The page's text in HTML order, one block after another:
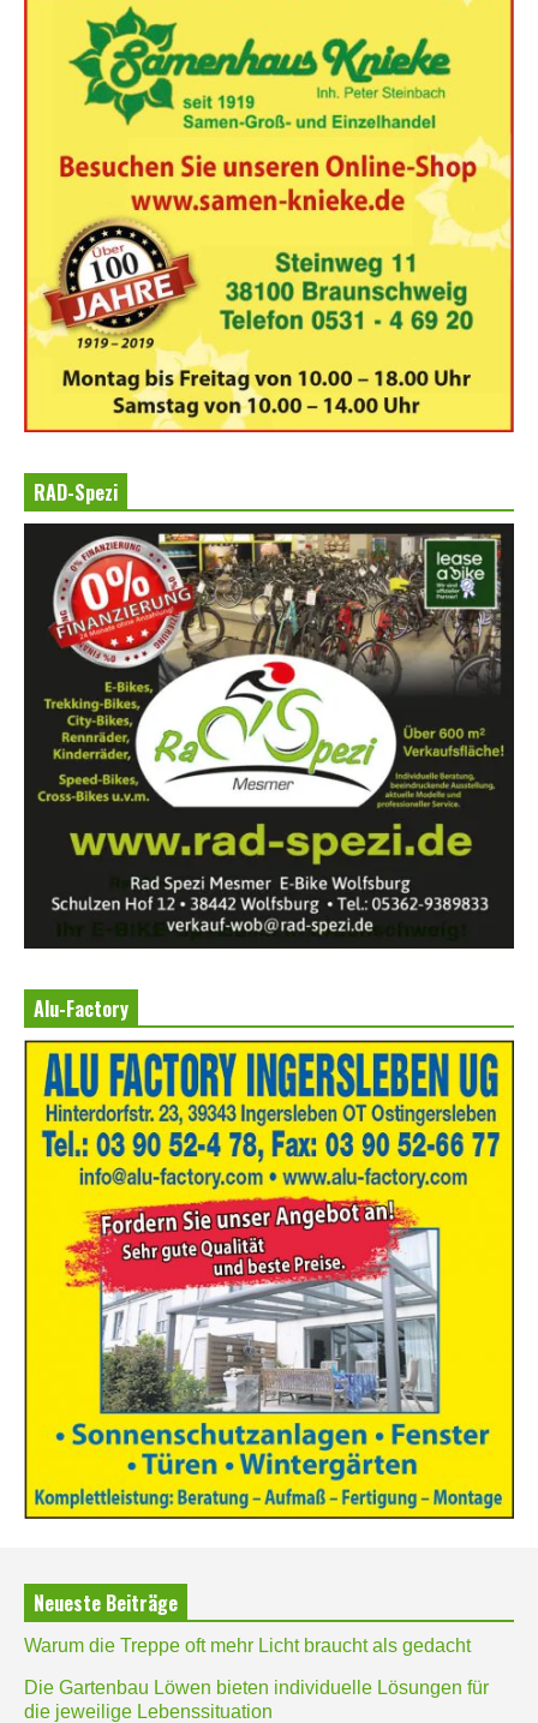
RAD-Spezi
Alu-Factory
Neueste Beiträge
Warum die Treppe oft mehr Licht braucht als gedacht
Die Gartenbau Löwen bieten individuelle Lösungen für
die jeweilige Lebenssituation